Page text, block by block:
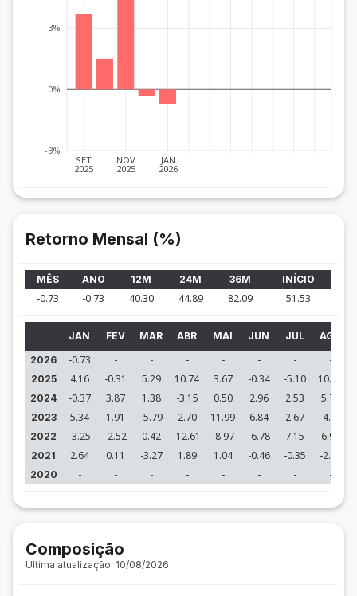
SET
2025
NOV
2025
JAN
2026
-3%
0%
3%
Retorno Mensal (%)
MÊS ANO 12M 24M 36M INÍCIO
-0.73 -0.73 40.30 44.89 82.09 51.53
JAN FEV MAR ABR MAI JUN JUL AGO
2026
-0.73 - - - - - - -
2025 4.16 -0.31 5.29 10.74 3.67 -0.34 -5.10 10.08
2024 -0.37 3.87 1.38 -3.15 0.50 2.96 2.53 5.72
2023 5.34 1.91 -5.79 2.70 11.99 6.84 2.67 -4.15
2022 -3.25 -2.52 0.42 -12.61 -8.97 -6.78 7.15 6.99
2021 2.64 0.11 -3.27 1.89 1.04 -0.46 -0.35 -2.47
2020 - - - - - - - -
Composição
Última atualização: 10/08/2026